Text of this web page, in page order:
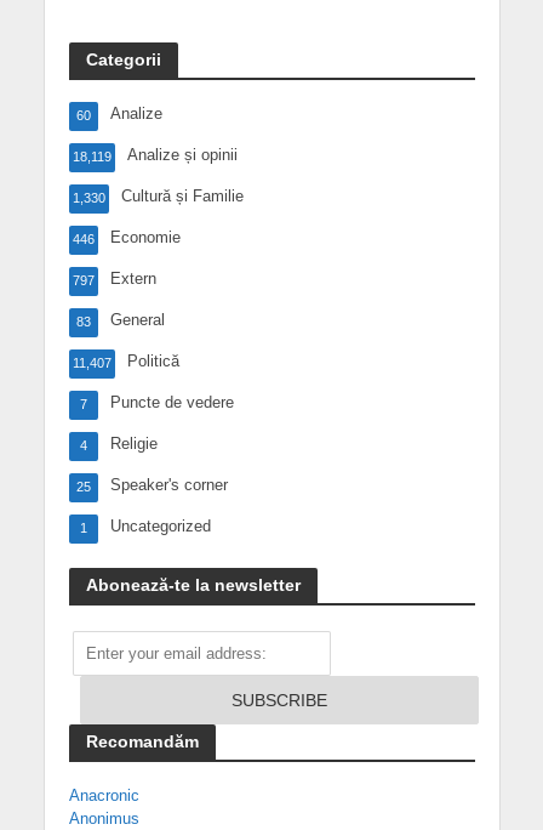
Categorii
Analize
60
Analize și opinii
18,119
Cultură și Familie
1,330
Economie
446
Extern
797
General
83
Politică
11,407
Puncte de vedere
7
Religie
4
Speaker's corner
25
Uncategorized
1
Abonează-te la newsletter
Recomandăm
Anacronic
Anonimus